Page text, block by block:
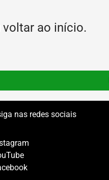
ao início.
nas redes sociais